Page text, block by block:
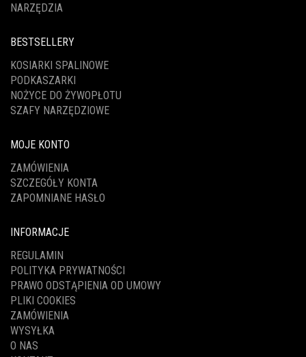
NARZĘDZIA
BESTSELLERY
KOSIARKI SPALINOWE
PODKASZARKI
NOŻYCE DO ŻYWOPŁOTU
SZAFY NARZĘDZIOWE
MOJE KONTO
ZAMÓWIENIA
SZCZEGÓŁY KONTA
ZAPOMNIANE HASŁO
INFORMACJE
REGULAMIN
POLITYKA PRYWATNOŚCI
PRAWO ODSTĄPIENIA OD UMOWY
PLIKI COOKIES
ZAMÓWIENIA
WYSYŁKA
O NAS